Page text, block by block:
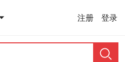
登录
注册